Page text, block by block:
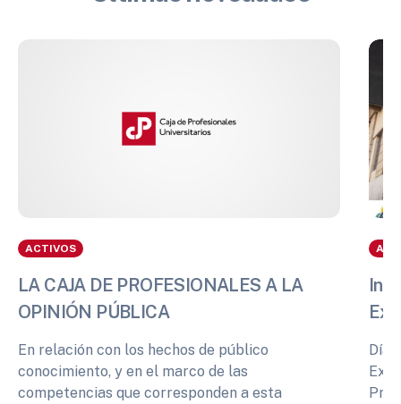
ACTIVOS
LA CAJA DE PROFESIONALES A LA
OPINIÓN PÚBLICA
En relación con los hechos de público
conocimiento, y en el marco de las
competencias que corresponden a esta